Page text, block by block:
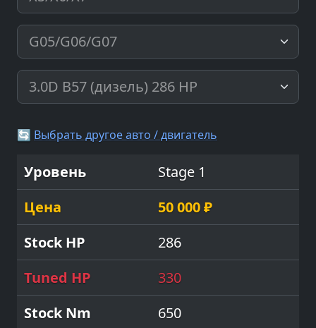
🔄 Выбрать другое авто / двигатель
Stage 1
50 000 ₽
286
330
650